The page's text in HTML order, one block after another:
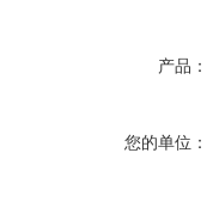
产品：
您的单位：